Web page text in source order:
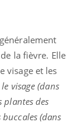
la fièvre. Elle
visage et les
visage (dans
plantes des
buccales (dans